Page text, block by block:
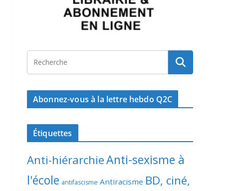
Abonnez-vous à la lettre hebdo Q2C
Étiquettes
Anti-hiérarchieAnti-sexisme à
l'école antifascisme Antiracisme BD, ciné,